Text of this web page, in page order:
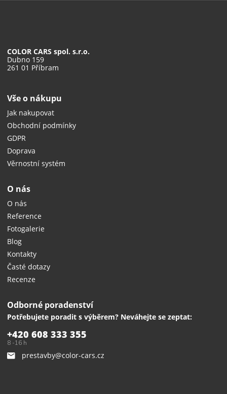
COLOR CARS spol. s.r.o.
Dubno 159
261 01 Příbram
Vše o nákupu
Jak nakupovat
Obchodní podmínky
GDPR
Doprava
Věrnostní systém
O nás
O nás
Reference
Fotogalerie
Blog
Kontakty
Časté dotazy
Recenze
Odborné poradenství
Potřebujete poradit s výběrem? Neváhejte se zeptat:
+420 608 333 355
8 -16 h
prestavby@color-cars.cz